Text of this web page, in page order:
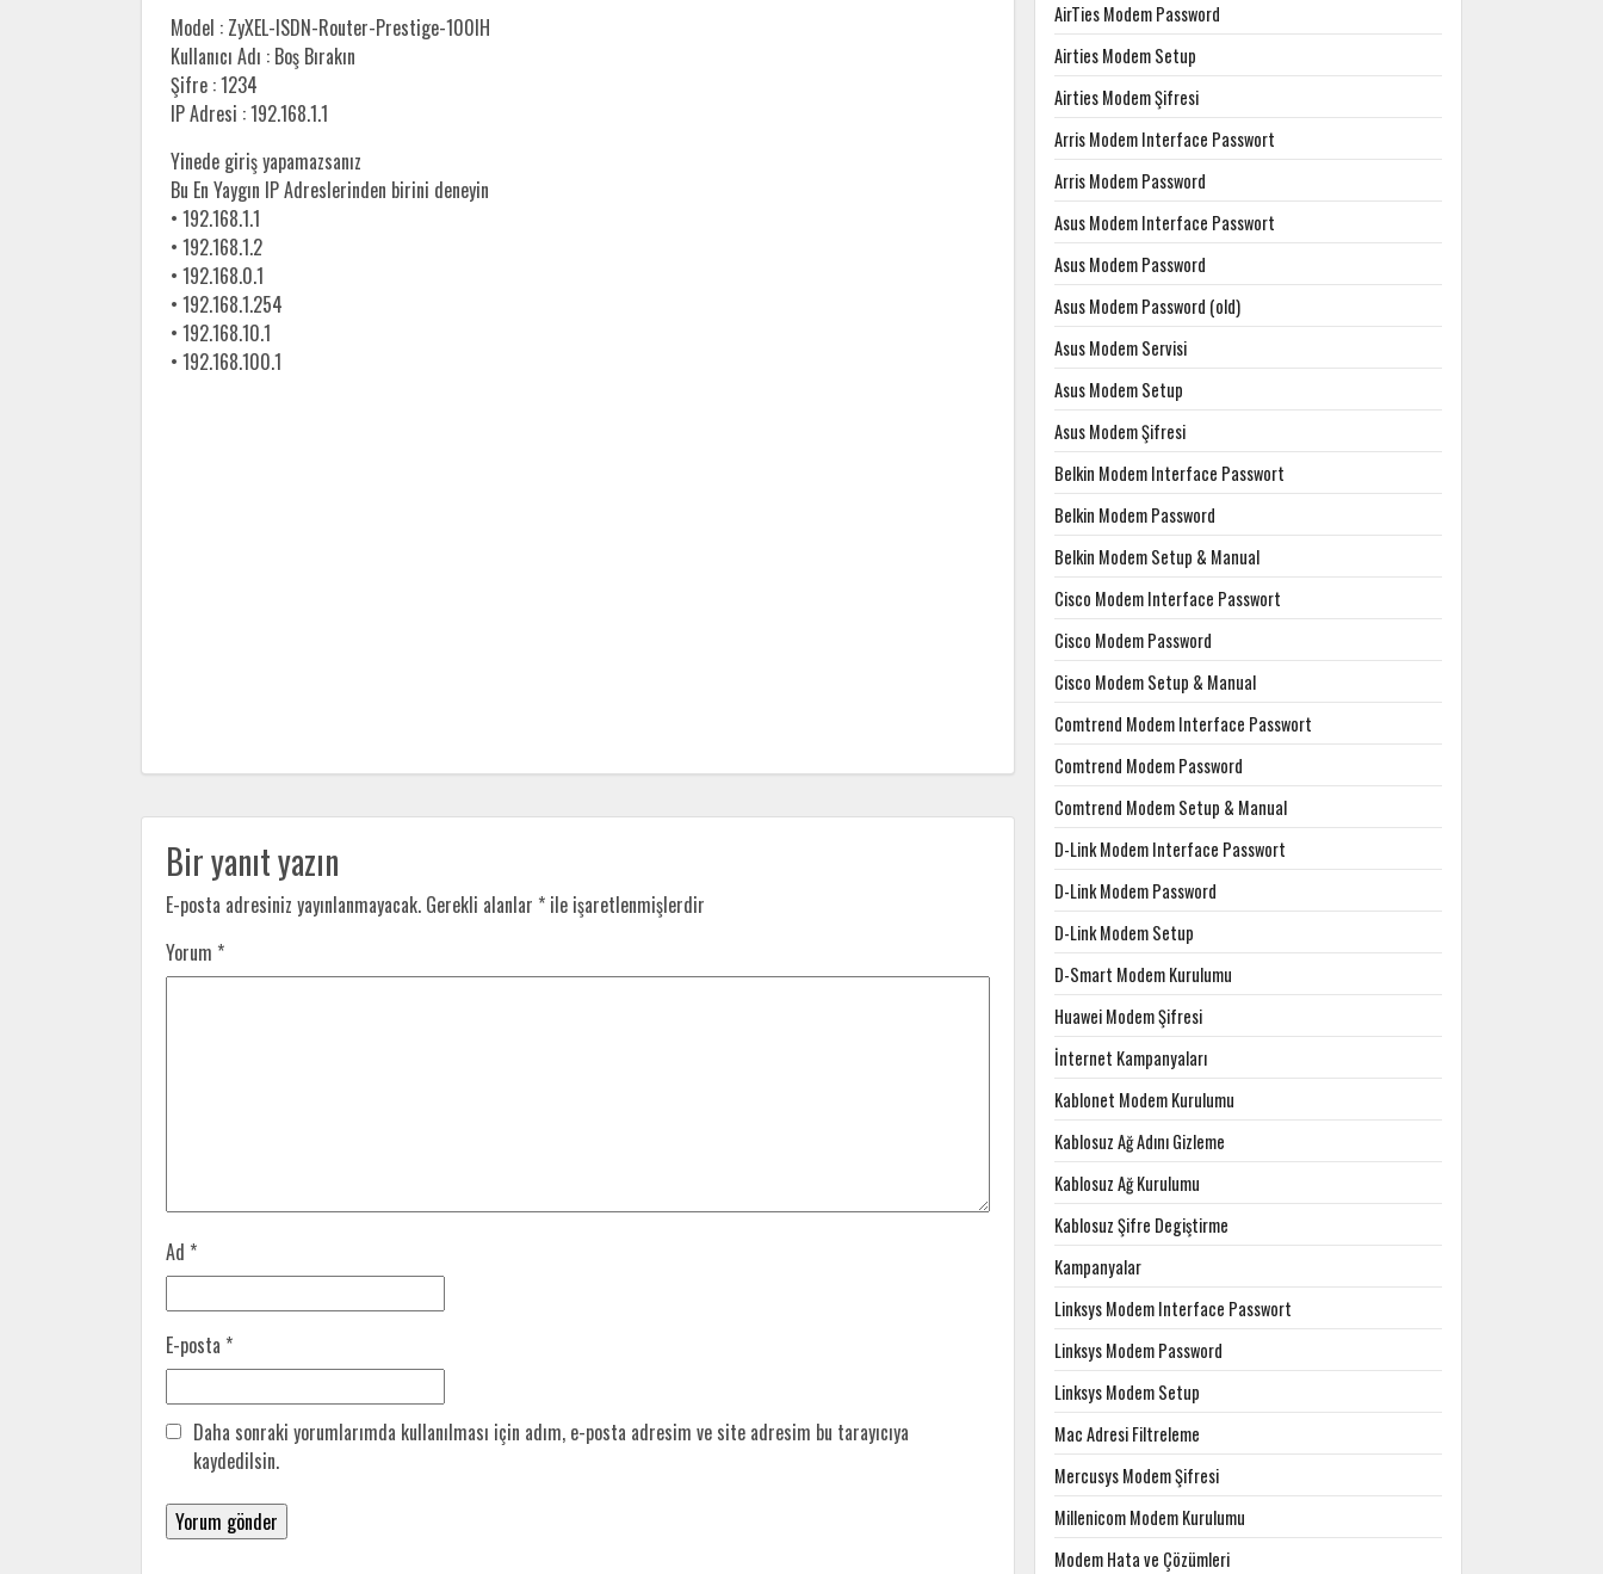
Model : ZyXEL-ISDN-Router-Prestige-100IH
Kullanıcı Adı : Boş Bırakın
Şifre : 1234
IP Adresi : 192.168.1.1
Yinede giriş yapamazsanız
Bu En Yaygın IP Adreslerinden birini deneyin
• 192.168.1.1
• 192.168.1.2
• 192.168.0.1
• 192.168.1.254
• 192.168.10.1
• 192.168.100.1
Bir yanıt yazın
E-posta adresiniz yayınlanmayacak. Gerekli alanlar * ile işaretlenmişlerdir
Yorum *
Ad *
E-posta *
Daha sonraki yorumlarımda kullanılması için adım, e-posta adresim ve site adresim bu tarayıcıya
kaydedilsin.
AirTies Modem Password
Airties Modem Setup
Airties Modem Şifresi
Arris Modem Interface Passwort
Arris Modem Password
Asus Modem Interface Passwort
Asus Modem Password
Asus Modem Password (old)
Asus Modem Servisi
Asus Modem Setup
Asus Modem Şifresi
Belkin Modem Interface Passwort
Belkin Modem Password
Belkin Modem Setup & Manual
Cisco Modem Interface Passwort
Cisco Modem Password
Cisco Modem Setup & Manual
Comtrend Modem Interface Passwort
Comtrend Modem Password
Comtrend Modem Setup & Manual
D-Link Modem Interface Passwort
D-Link Modem Password
D-Link Modem Setup
D-Smart Modem Kurulumu
Huawei Modem Şifresi
İnternet Kampanyaları
Kablonet Modem Kurulumu
Kablosuz Ağ Adını Gizleme
Kablosuz Ağ Kurulumu
Kablosuz Şifre Degiştirme
Kampanyalar
Linksys Modem Interface Passwort
Linksys Modem Password
Linksys Modem Setup
Mac Adresi Filtreleme
Mercusys Modem Şifresi
Millenicom Modem Kurulumu
Modem Hata ve Çözümleri